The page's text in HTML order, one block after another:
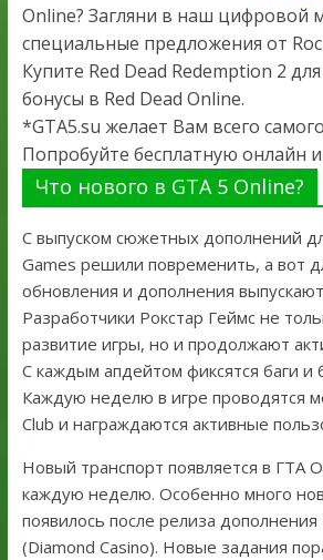
Online? Загляни в наш цифровой
специальные предложения от
Купите Red Dead Redemption 2
бонусы в Red Dead Online.
*GTA5.su желает Вам всего
Попробуйте бесплатную онлайн
Что нового в GTA 5 Online?
С выпуском сюжетных дополнений
Games решили повременить, а вот
обновления и дополнения
Разработчики Рокстар Геймс не
развитие игры, но и продолжают
С каждым апдейтом фиксятся баги и
Каждую неделю в игре проводятся
Club и награждаются активные
Новый транспорт появляется в ГТА
каждую неделю. Особенно много
появилось после релиза
(Diamond Casino). Новые задания